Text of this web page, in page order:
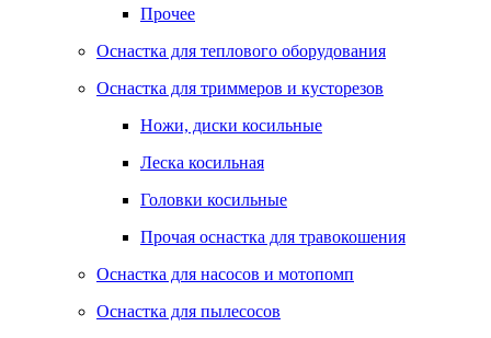
Прочее
Оснастка для теплового оборудования
Оснастка для триммеров и кусторезов
Ножи, диски косильные
Леска косильная
Головки косильные
Прочая оснастка для травокошения
Оснастка для насосов и мотопомп
Оснастка для пылесосов